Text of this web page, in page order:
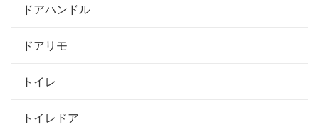
ドアハンドル
ドアリモ
トイレ
トイレドア